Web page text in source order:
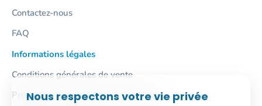
Contactez-nous
FAQ
Informations légales
Conditions générales de vente
Protection des données personnelles
Nous respectons votre vie privée